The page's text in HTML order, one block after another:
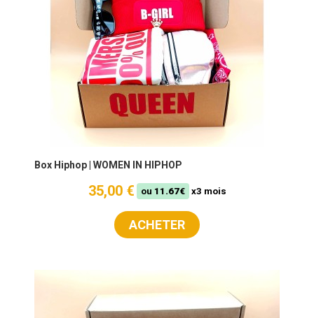
Box Hiphop | WOMEN IN HIPHOP
35,00 € ou 11.67€ x3 mois
ACHETER